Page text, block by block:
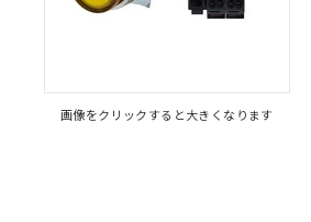
画像をクリックすると大きくなります